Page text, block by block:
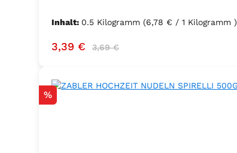
Inhalt: 0.5 Kilogramm (6,78 € / 1 Kilogramm )
Verkaufspreis:
3,39 € Regulärer Preis:
3,69 €
Rabatt
%